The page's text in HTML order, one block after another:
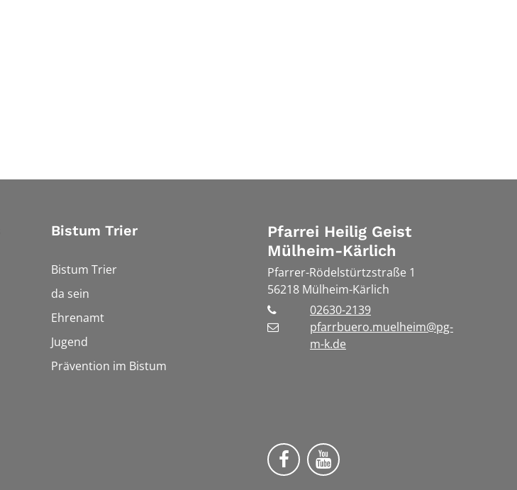
Bistum Trier
Bistum Trier
da sein
Ehrenamt
Jugend
Prävention im Bistum
Pfarrei Heilig Geist
Mülheim-Kärlich
Pfarrer-Rödelstürtzstraße 1
56218 Mülheim-Kärlich
02630-2139
pfarrbuero.muelheim@pg-
m-k.de
Wir auf Facebook
Wir auf YouTube